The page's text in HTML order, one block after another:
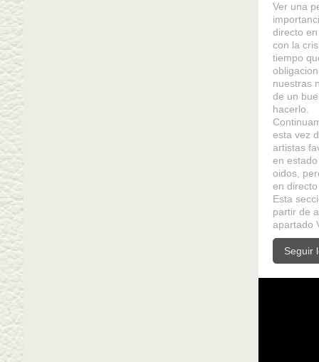
Ver una
directo
con la
tiempo
nuestras
de un
hacerlo.
esta vez
artistas
en
oidos,
en
Esta
partir de
apartado
Seguir